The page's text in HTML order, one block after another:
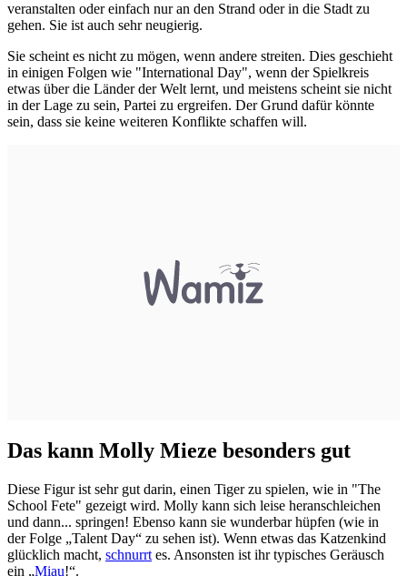
veranstalten oder einfach nur an den Strand oder in die Stadt zu
gehen. Sie ist auch sehr neugierig.
Sie scheint es nicht zu mögen, wenn andere streiten. Dies geschieht
in einigen Folgen wie "International Day", wenn der Spielkreis
etwas über die Länder der Welt lernt, und meistens scheint sie nicht
in der Lage zu sein, Partei zu ergreifen. Der Grund dafür könnte
sein, dass sie keine weiteren Konflikte schaffen will.
Das kann Molly Mieze besonders gut
Diese Figur ist sehr gut darin, einen Tiger zu spielen, wie in "The
School Fete" gezeigt wird. Molly kann sich leise heranschleichen
und dann... springen! Ebenso kann sie wunderbar hüpfen (wie in
der Folge „Talent Day“ zu sehen ist). Wenn etwas das Katzenkind
glücklich macht, schnurrt es. Ansonsten ist ihr typisches Geräusch
ein „Miau!“.